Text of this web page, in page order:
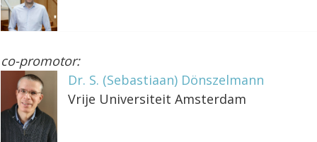
co-promotor:
Dr. S. (Sebastiaan) Dönszelmann
Vrije Universiteit Amsterdam